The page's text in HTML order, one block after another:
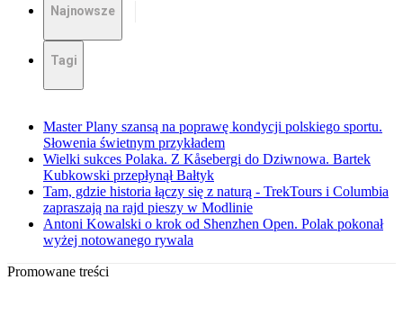
Najnowsze
Tagi
Master Plany szansą na poprawę kondycji polskiego sportu.
Słowenia świetnym przykładem
Wielki sukces Polaka. Z Kåsebergi do Dziwnowa. Bartek
Kubkowski przepłynął Bałtyk
Tam, gdzie historia łączy się z naturą - TrekTours i Columbia
zapraszają na rajd pieszy w Modlinie
Antoni Kowalski o krok od Shenzhen Open. Polak pokonał
wyżej notowanego rywala
Promowane treści